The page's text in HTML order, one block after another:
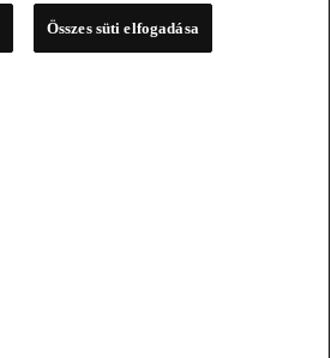
Összes süti elfogadása